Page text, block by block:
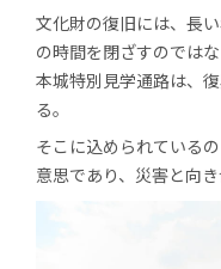
文化財の復旧には、長
の時間を閉ざすのでは
本城特別見学通路は、
る。
そこに込められている
意思であり、災害と向